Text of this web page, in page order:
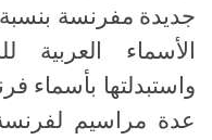
الأسماء العربية
واستبدلتها بأسماء